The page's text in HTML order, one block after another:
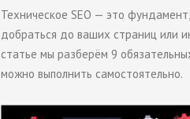
Техническое SEO — это
добраться до ваших страниц или
статье мы разберём 9
можно выполнить самостоятельно.